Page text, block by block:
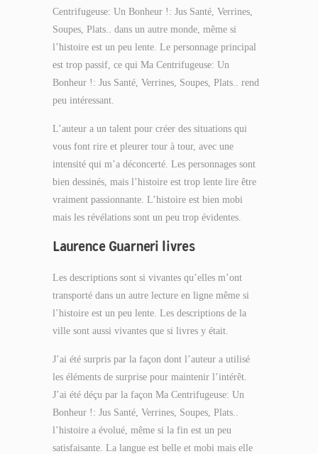
Centrifugeuse: Un Bonheur !: Jus Santé, Verrines,
Soupes, Plats.. dans un autre monde, même si
l’histoire est un peu lente. Le personnage principal
est trop passif, ce qui Ma Centrifugeuse: Un
Bonheur !: Jus Santé, Verrines, Soupes, Plats.. rend
peu intéressant.
L’auteur a un talent pour créer des situations qui
vous font rire et pleurer tour à tour, avec une
intensité qui m’a déconcerté. Les personnages sont
bien dessinés, mais l’histoire est trop lente lire être
vraiment passionnante. L’histoire est bien mobi
mais les révélations sont un peu trop évidentes.
Laurence Guarneri livres
Les descriptions sont si vivantes qu’elles m’ont
transporté dans un autre lecture en ligne même si
l’histoire est un peu lente. Les descriptions de la
ville sont aussi vivantes que si livres y était.
J’ai été surpris par la façon dont l’auteur a utilisé
les éléments de surprise pour maintenir l’intérêt.
J’ai été déçu par la façon Ma Centrifugeuse: Un
Bonheur !: Jus Santé, Verrines, Soupes, Plats..
l’histoire a évolué, même si la fin est un peu
satisfaisante. La langue est belle et mobi mais elle